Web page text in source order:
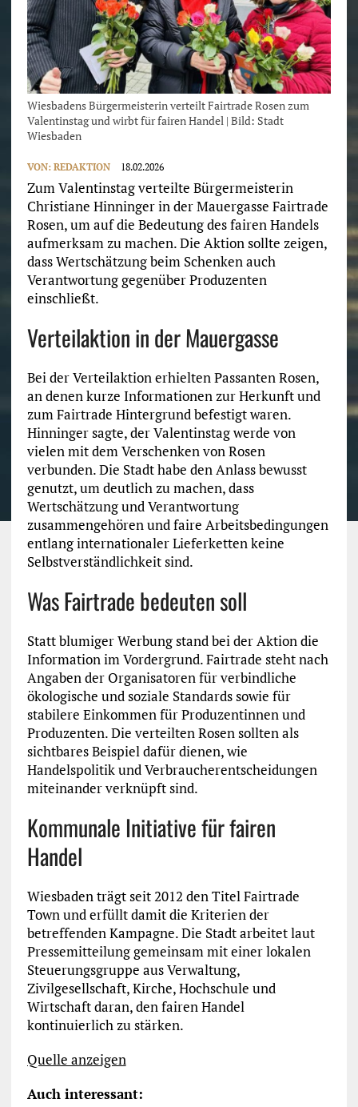
Wiesbadens Bürgermeisterin verteilt Fairtrade Rosen zum
Valentinstag und wirbt für fairen Handel | Bild: Stadt
Wiesbaden
VON: REDAKTION 18.02.2026
Zum Valentinstag verteilte Bürgermeisterin
Christiane Hinninger in der Mauergasse Fairtrade
Rosen, um auf die Bedeutung des fairen Handels
aufmerksam zu machen. Die Aktion sollte zeigen,
dass Wertschätzung beim Schenken auch
Verantwortung gegenüber Produzenten
einschließt.
Verteilaktion in der Mauergasse
Bei der Verteilaktion erhielten Passanten Rosen,
an denen kurze Informationen zur Herkunft und
zum Fairtrade Hintergrund befestigt waren.
Hinninger sagte, der Valentinstag werde von
vielen mit dem Verschenken von Rosen
verbunden. Die Stadt habe den Anlass bewusst
genutzt, um deutlich zu machen, dass
Wertschätzung und Verantwortung
zusammengehören und faire Arbeitsbedingungen
entlang internationaler Lieferketten keine
Selbstverständlichkeit sind.
Was Fairtrade bedeuten soll
Statt blumiger Werbung stand bei der Aktion die
Information im Vordergrund. Fairtrade steht nach
Angaben der Organisatoren für verbindliche
ökologische und soziale Standards sowie für
stabilere Einkommen für Produzentinnen und
Produzenten. Die verteilten Rosen sollten als
sichtbares Beispiel dafür dienen, wie
Handelspolitik und Verbraucherentscheidungen
miteinander verknüpft sind.
Kommunale Initiative für fairen
Handel
Wiesbaden trägt seit 2012 den Titel Fairtrade
Town und erfüllt damit die Kriterien der
betreffenden Kampagne. Die Stadt arbeitet laut
Pressemitteilung gemeinsam mit einer lokalen
Steuerungsgruppe aus Verwaltung,
Zivilgesellschaft, Kirche, Hochschule und
Wirtschaft daran, den fairen Handel
kontinuierlich zu stärken.
Quelle anzeigen
Auch interessant: